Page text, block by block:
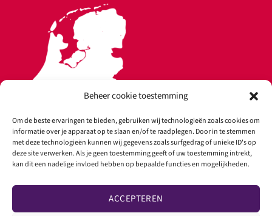
Beheer cookie toestemming
Om de beste ervaringen te bieden, gebruiken wij technologieën zoals cookies om
informatie over je apparaat op te slaan en/of te raadplegen. Door in te stemmen
met deze technologieën kunnen wij gegevens zoals surfgedrag of unieke ID's op
deze site verwerken. Als je geen toestemming geeft of uw toestemming intrekt,
kan dit een nadelige invloed hebben op bepaalde functies en mogelijkheden.
ACCEPTEREN
Copyright 2026 ©Ultrasound Rental